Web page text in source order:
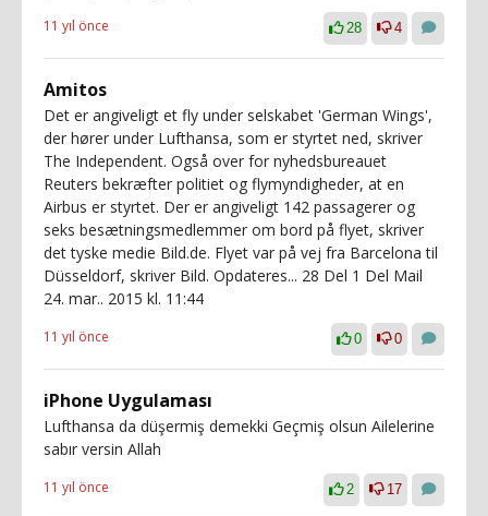
11 yıl önce 28 4
Amitos
Det er angiveligt et fly under selskabet 'German Wings',
der hører under Lufthansa, som er styrtet ned, skriver
The Independent. Også over for nyhedsbureauet
Reuters bekræfter politiet og flymyndigheder, at en
Airbus er styrtet. Der er angiveligt 142 passagerer og
seks besætningsmedlemmer om bord på flyet, skriver
det tyske medie Bild.de. Flyet var på vej fra Barcelona til
Düsseldorf, skriver Bild. Opdateres... 28 Del 1 Del Mail
24. mar.. 2015 kl. 11:44
11 yıl önce 0 0
iPhone Uygulaması
Lufthansa da düşermiş demekki Geçmiş olsun Ailelerine
sabır versin Allah
11 yıl önce 2 17